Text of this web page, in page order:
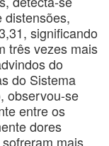
distensões,
significando
três vezes mais
do
do Sistema
observou-se
entre os
dores
mais